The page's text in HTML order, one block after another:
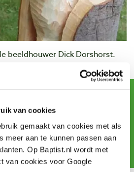
van cookies
gemaakt van cookies met als
meer aan te kunnen passen aan
Op Baptist.nl wordt met
van cookies voor Google
beeldhouwer Dick Dorshorst.
Subscribe